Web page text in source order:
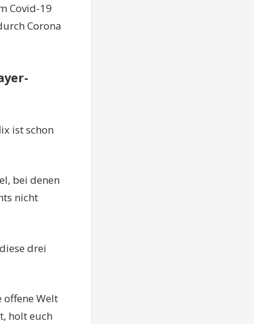
Covid-19
Corona
ist schon
bei denen
nicht
drei
offene Welt
holt euch